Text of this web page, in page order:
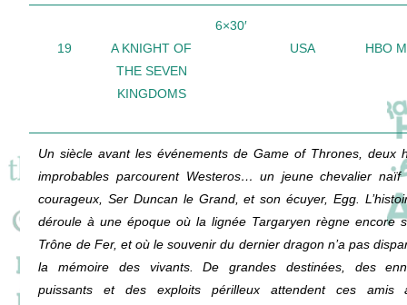
19
A KNIGHT OF
THE SEVEN
KINGDOMS
6×30′
USA
HBO
Un siècle avant les événements de Game of Thrones, deux
improbables parcourent Westeros… un jeune chevalier naïf
courageux, Ser Duncan le Grand, et son écuyer, Egg.
déroule à une époque où la lignée Targaryen règne encore
Trône de Fer, et où le souvenir du dernier dragon n’a pas
la mémoire des vivants. De grandes destinées, des
puissants et des exploits périlleux attendent ces amis